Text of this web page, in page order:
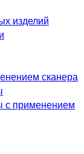
изделий
сканера
с применением